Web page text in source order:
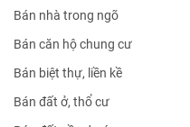
Bán nhà trong ngõ
Bán căn hộ chung cư
Bán biệt thự, liền kề
Bán đất ở, thổ cư